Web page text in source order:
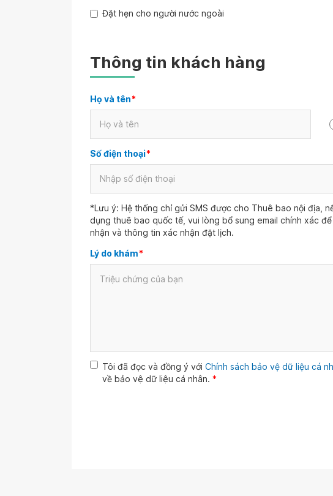
Đặt hẹn cho người nước ngoài
Thông tin khách hàng
Họ và tên*
Số điện thoại*
*Lưu ý: Hệ thống chỉ gửi SMS được cho Thuê bao nội địa,
dụng thuê bao quốc tế, vui lòng bổ sung email chính xác để
nhận và thông tin xác nhận đặt lịch.
Lý do khám*
Tôi đã đọc và đồng ý với Chính sách bảo vệ dữ liệu cá
về bảo vệ dữ liệu cá nhân. *